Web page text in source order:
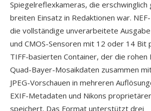
Spiegelreflexkameras, die erschwinglich
breiten Einsatz in Redaktionen war.
die vollständige unverarbeitete Ausgabe
und CMOS-Sensoren mit 12 oder 14 Bit
TIFF-basierten Container, der die
Quad-Bayer-Mosaikdaten zusammen
JPEG-Vorschauen in mehreren
EXIF-Metadaten und Nikons
speichert. Das Format unterstützt drei